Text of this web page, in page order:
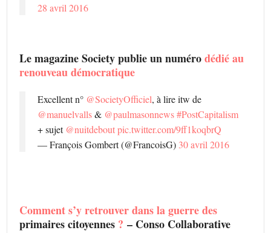
28 avril 2016
Le magazine Society publie un numérodédié au
renouveau démocratique
Excellent n° @SocietyOfficiel, à lire itw de
@manuelvalls& @paulmasonnews #PostCapitalism
+ sujet @nuitdebout pic.twitter.com/9ff1koqbrQ
— François Gombert (@FrancoisG) 30 avril 2016
Comment s’y retrouver dans la guerre des
primaires citoyennes ? – Conso Collaborative